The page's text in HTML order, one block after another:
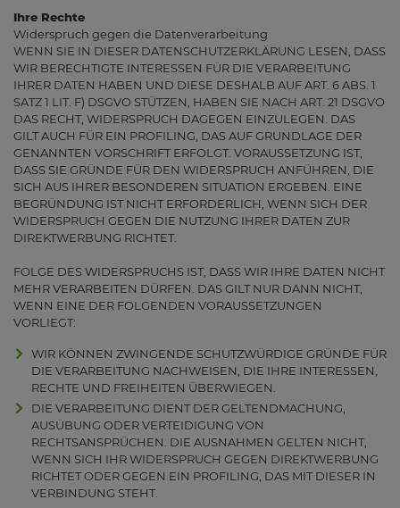
Ihre Rechte
Widerspruch gegen die Datenverarbeitung
WENN SIE IN DIESER DATENSCHUTZERKLÄRUNG LESEN, DASS
WIR BERECHTIGTE INTERESSEN FÜR DIE VERARBEITUNG
IHRER DATEN HABEN UND DIESE DESHALB AUF ART. 6 ABS. 1
SATZ 1 LIT. F) DSGVO STÜTZEN, HABEN SIE NACH ART. 21 DSGVO
DAS RECHT, WIDERSPRUCH DAGEGEN EINZULEGEN. DAS
GILT AUCH FÜR EIN PROFILING, DAS AUF GRUNDLAGE DER
GENANNTEN VORSCHRIFT ERFOLGT. VORAUSSETZUNG IST,
DASS SIE GRÜNDE FÜR DEN WIDERSPRUCH ANFÜHREN, DIE
SICH AUS IHRER BESONDEREN SITUATION ERGEBEN. EINE
BEGRÜNDUNG IST NICHT ERFORDERLICH, WENN SICH DER
WIDERSPRUCH GEGEN DIE NUTZUNG IHRER DATEN ZUR
DIREKTWERBUNG RICHTET.
FOLGE DES WIDERSPRUCHS IST, DASS WIR IHRE DATEN NICHT
MEHR VERARBEITEN DÜRFEN. DAS GILT NUR DANN NICHT,
WENN EINE DER FOLGENDEN VORAUSSETZUNGEN
VORLIEGT:
WIR KÖNNEN ZWINGENDE SCHUTZWÜRDIGE GRÜNDE FÜR
DIE VERARBEITUNG NACHWEISEN, DIE IHRE INTERESSEN,
RECHTE UND FREIHEITEN ÜBERWIEGEN.
DIE VERARBEITUNG DIENT DER GELTENDMACHUNG,
AUSÜBUNG ODER VERTEIDIGUNG VON
RECHTSANSPRÜCHEN. DIE AUSNAHMEN GELTEN NICHT,
WENN SICH IHR WIDERSPRUCH GEGEN DIREKTWERBUNG
RICHTET ODER GEGEN EIN PROFILING, DAS MIT DIESER IN
VERBINDUNG STEHT.